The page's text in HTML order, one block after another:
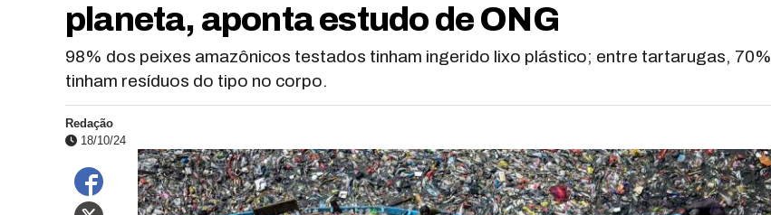
planeta, aponta estudo de ONG
98% dos peixes amazônicos testados tinham ingerido lixo plástico; entre tartarugas, 70%
tinham resíduos do tipo no corpo.
Redação
18/10/24